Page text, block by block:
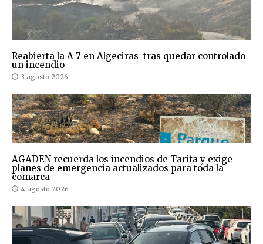
Reabierta la A-7 en Algeciras tras quedar controlado
un incendio
3 agosto 2026
AGADEN recuerda los incendios de Tarifa y exige
planes de emergencia actualizados para toda la
comarca
4 agosto 2026